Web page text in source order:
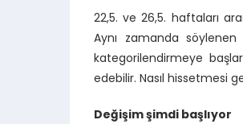
22,5. ve 26,5. haftaları
Aynı zamanda
kategorilendirmeye
edebilir. Nasıl hissetmesi
Değişim şimdi başlıyor